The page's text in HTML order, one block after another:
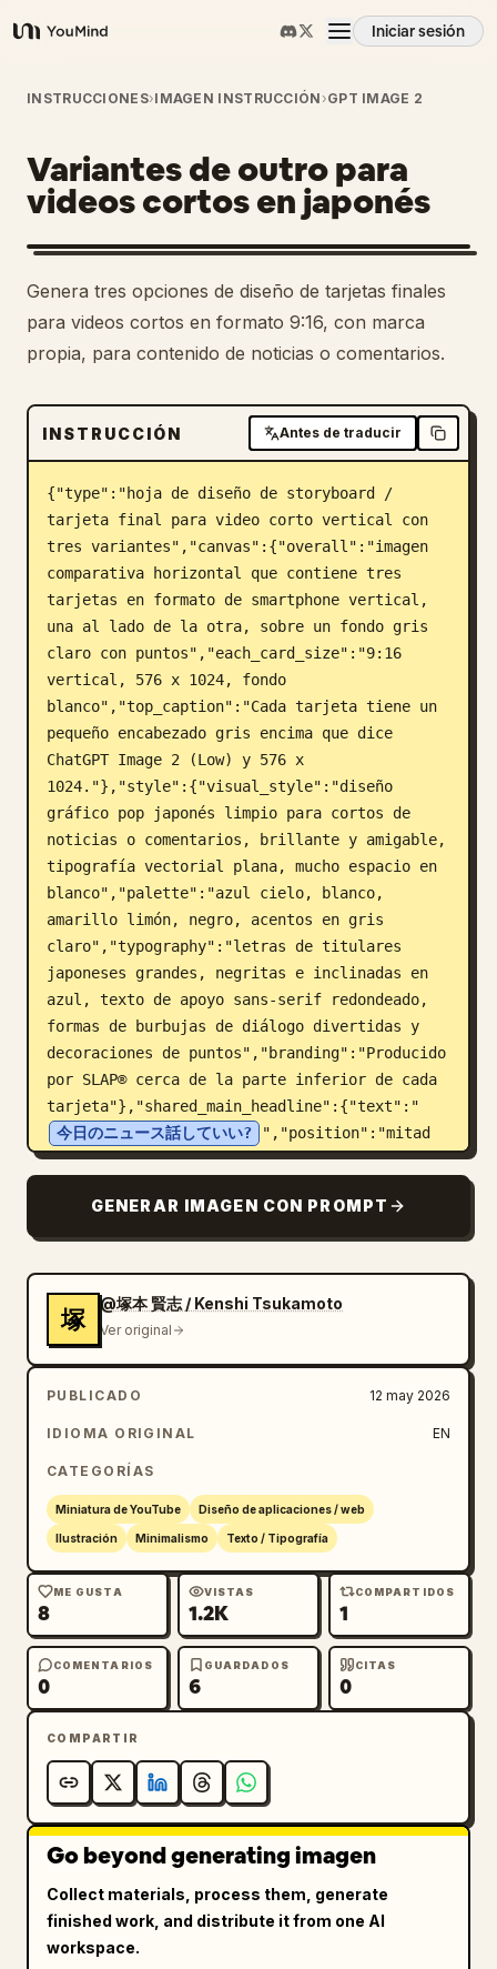
YouMind
Iniciar sesión
Resumen
Casos de uso
Habilidades
Prompts
Descargar
Blog
Actualizaciones
INSTRUCCIONES›IMAGEN INSTRUCCIÓN ›GPT IMAGE 2
Variantes de outro para
videos cortos en japonés
Genera tres opciones de diseño de tarjetas finales
para videos cortos en formato 9:16, con marca
propia, para contenido de noticias o comentarios.
INSTRUCCIÓN Antes de traducir
{"type":"hoja de diseño de storyboard /
tarjeta final para video corto vertical con
tres variantes","canvas":{"overall":"imagen
comparativa horizontal que contiene tres
tarjetas en formato de smartphone vertical,
una al lado de la otra, sobre un fondo gris
claro con puntos","each_card_size":"9:16
vertical, 576 x 1024, fondo
blanco","top_caption":"Cada tarjeta tiene un
pequeño encabezado gris encima que dice
ChatGPT Image 2 (Low) y 576 x
1024."},"style":{"visual_style":"diseño
gráfico pop japonés limpio para cortos de
noticias o comentarios, brillante y amigable,
tipografía vectorial plana, mucho espacio en
blanco","palette":"azul cielo, blanco,
amarillo limón, negro, acentos en gris
claro","typography":"letras de titulares
japoneses grandes, negritas e inclinadas en
azul, texto de apoyo sans-serif redondeado,
formas de burbujas de diálogo divertidas y
decoraciones de puntos","branding":"Producido
por SLAP® cerca de la parte inferior de cada
tarjeta"},"shared_main_headline":{"text":"
今日のニュース話していい?
","position":"mitad
superior de cada tarjeta
grande y dinámico dentro o superpuesto a un
contorno de burbuja de diálogo azul delgado,
amarilla y pequeñas marcas de explosión
amarillas"},"layout":
{"variant_count":3,"variants":
[{"title":"Variante 1: outro con iconos de
interacción","position":"tarjeta
izquierda","elements_count":6,"elements":
superior","Banner redondeado azul con el
texto 最後までご視聴ありがとうございました！
","Tres iconos sociales azules en una fila:
de diálogo etiquetada como コメント, flecha de
compartir etiquetada como シェア","Divisor
horizontal azul con puntos","Texto de
Produced by sobre el logotipo negro grande de
SLAP®","Decoraciones de esquina: barras
puntos, pequeños acentos circulares y
pequeñas marcas de
explosión"],"bottom_badge":"pequeña etiqueta
oscura redondeada 9:16 en la parte inferior
izquierda"},{"title":"Variante 2: solicitud
azul","position":"tarjeta
central","elements_count":6,"elements":
["Titular grande en el centro
GENERAR IMAGEN CON PROMPT
塚
@塚本 賢志 / Kenshi Tsukamoto
Ver original
PUBLICADO 12 may 2026
IDIOMA ORIGINAL EN
CATEGORÍAS
Miniatura de YouTube Diseño de aplicaciones / web
Ilustración Minimalismo Texto / Tipografía
ME GUSTA
8
VISTAS
1.2K
COMPARTIDOS
1
COMENTARIOS
0
GUARDADOS
6
CITAS
0
COMPARTIR
Go beyond generating imagen
Collect materials, process them, generate
finished work, and distribute it from one AI
workspace.